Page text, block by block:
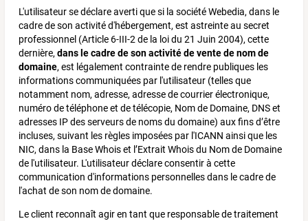
L'utilisateur se déclare averti que si la société Webedia, dans le
cadre de son activité d'hébergement, est astreinte au secret
professionnel (Article 6-III-2 de la loi du 21 Juin 2004), cette
dernière, dans le cadre de son activité de vente de nom de
domaine, est légalement contrainte de rendre publiques les
informations communiquées par l'utilisateur (telles que
notamment nom, adresse, adresse de courrier électronique,
numéro de téléphone et de télécopie, Nom de Domaine, DNS et
adresses IP des serveurs de noms du domaine) aux fins d’être
incluses, suivant les règles imposées par l'ICANN ainsi que les
NIC, dans la Base Whois et l’Extrait Whois du Nom de Domaine
de l'utilisateur. L'utilisateur déclare consentir à cette
communication d'informations personnelles dans le cadre de
l'achat de son nom de domaine.
Le client reconnaît agir en tant que responsable de traitement